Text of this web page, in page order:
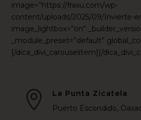
image=”https://fraxu.com/wp-
content/uploads/2025/09/Invierte-
image_lightbox=”on”
_module_preset=”default”
[/dica_divi_carouselitem][/

La Punta Zicatela
Puerto Escondido,